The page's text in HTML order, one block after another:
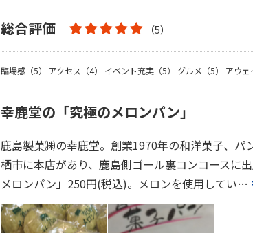
総合評価 （5）
臨場感（5） アクセス（4） イベント充実（5） グルメ（5） アウェ
幸鹿堂の「究極のメロンパン」
鹿島製菓㈱の幸鹿堂。創業1970年の和洋菓子、パ
栖市に本店があり、鹿島側ゴール裏コンコースに
メロンパン」250円(税込)。メロンを使用してい…